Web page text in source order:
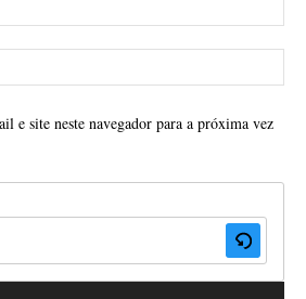
e site neste navegador para a próxima vez